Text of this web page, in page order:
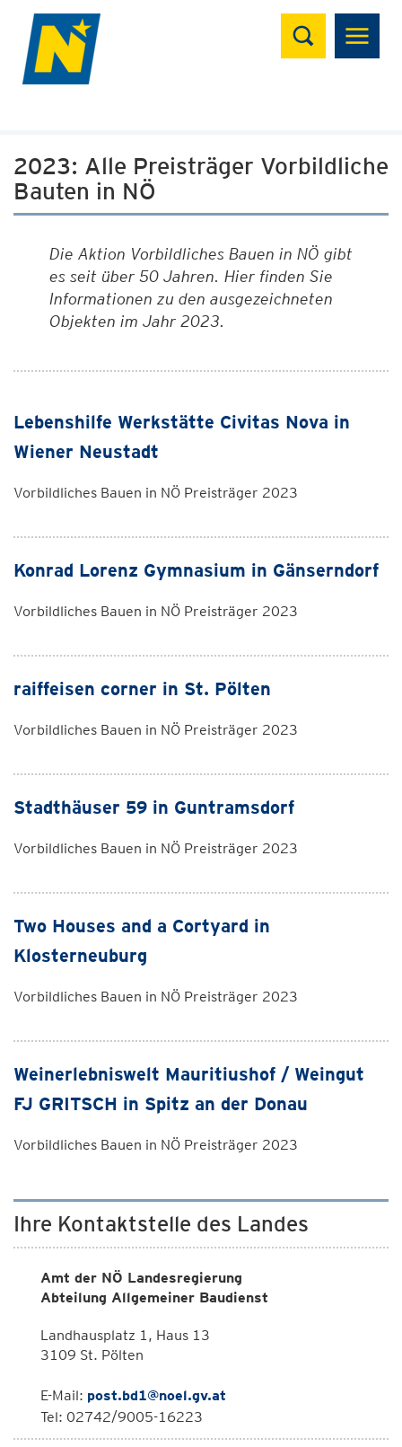
Suchen
2023: Alle Preisträger Vorbildliche
Bauten in NÖ
Die Aktion Vorbildliches Bauen in NÖ gibt
es seit über 50 Jahren. Hier finden Sie
Informationen zu den ausgezeichneten
Objekten im Jahr 2023.
Lebenshilfe Werkstätte Civitas Nova in
Wiener Neustadt
Vorbildliches Bauen in NÖ Preisträger 2023
Konrad Lorenz Gymnasium in Gänserndorf
Vorbildliches Bauen in NÖ Preisträger 2023
raiffeisen corner in St. Pölten
Vorbildliches Bauen in NÖ Preisträger 2023
Stadthäuser 59 in Guntramsdorf
Vorbildliches Bauen in NÖ Preisträger 2023
Two Houses and a Cortyard in
Klosterneuburg
Vorbildliches Bauen in NÖ Preisträger 2023
Weinerlebniswelt Mauritiushof / Weingut
FJ GRITSCH in Spitz an der Donau
Vorbildliches Bauen in NÖ Preisträger 2023
Ihre Kontaktstelle des Landes
Amt der NÖ Landesregierung
Abteilung Allgemeiner Baudienst
Landhausplatz 1, Haus 13
3109 St. Pölten
E-Mail: post.bd1@noel.gv.at
Tel: 02742/9005-16223